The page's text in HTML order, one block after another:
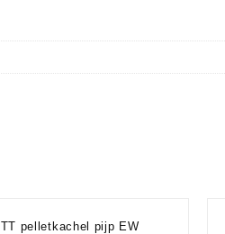
TT pelletkachel pijp EW